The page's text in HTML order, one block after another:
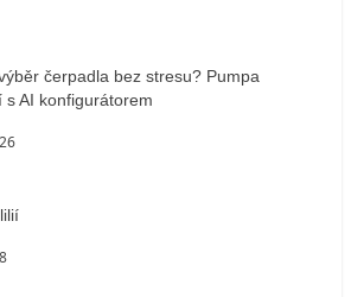
čerpadla bez stresu? Pumpa
s AI konfigurátorem